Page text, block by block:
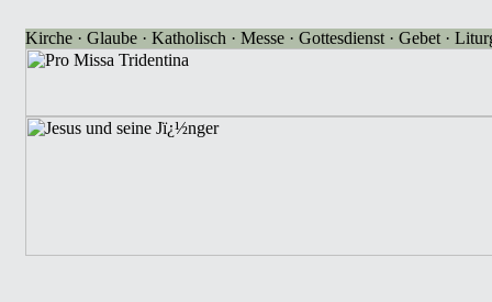
Kirche · Glaube · Katholisch · Messe · Gottesdienst · Gebet ·